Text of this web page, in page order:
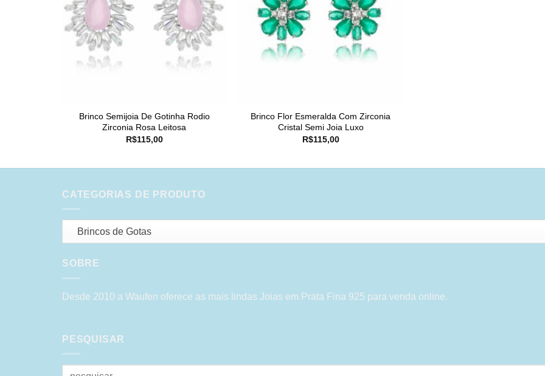
Brinco Semijoia De Gotinha Rodio
Zirconia Rosa Leitosa
R$115,00
Brinco Flor Esmeralda Com Zirconia
Cristal Semi Joia Luxo
R$115,00
CATEGORIAS DE PRODUTO
Brincos de Gotas
SOBRE
Desde 2010 a Waufen oferece as mais lindas Joias em Prata Fina 925 para venda online.
PESQUISAR
Pesquisar